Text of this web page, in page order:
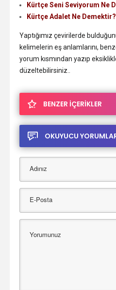
Kürtçe Seni Seviyorum Ne
Kürtçe Adalet Ne
Yaptığımız çevirilerde
kelimelerin eş anlamlarını,
yorum kısmından yazıp
düzeltebilirsiniz..
BENZER İÇERİKLER
OKUYUCU